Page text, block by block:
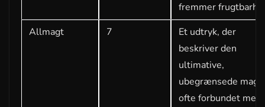
fremmer
Allmagt
7
Et udtryk, der
beskriver den
ultimative,
ubegrænsede magt,
ofte forbundet med